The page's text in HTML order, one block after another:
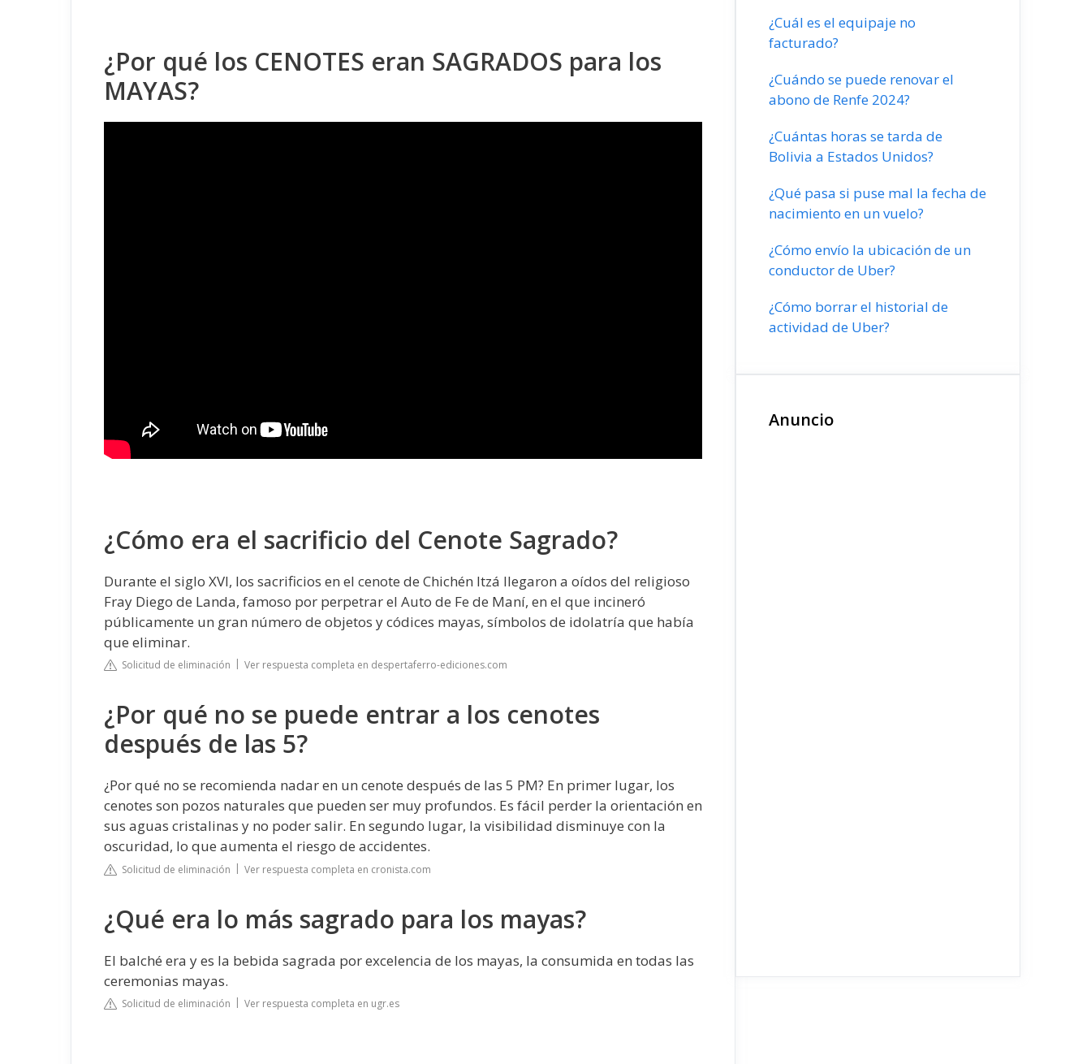
¿Por qué los CENOTES eran SAGRADOS para los
MAYAS?
¿Cómo era el sacrificio del Cenote Sagrado?
Durante el siglo XVI, los sacrificios en el cenote de Chichén Itzá llegaron a oídos del religioso
Fray Diego de Landa, famoso por perpetrar el Auto de Fe de Maní, en el que incineró
públicamente un gran número de objetos y códices mayas, símbolos de idolatría que había
que eliminar.
Solicitud de eliminación Ver respuesta completa en despertaferro-ediciones.com
¿Por qué no se puede entrar a los cenotes
después de las 5?
¿Por qué no se recomienda nadar en un cenote después de las 5 PM? En primer lugar, los
cenotes son pozos naturales que pueden ser muy profundos. Es fácil perder la orientación en
sus aguas cristalinas y no poder salir. En segundo lugar, la visibilidad disminuye con la
oscuridad, lo que aumenta el riesgo de accidentes.
Solicitud de eliminación Ver respuesta completa en cronista.com
¿Qué era lo más sagrado para los mayas?
El balché era y es la bebida sagrada por excelencia de los mayas, la consumida en todas las
ceremonias mayas.
Solicitud de eliminación Ver respuesta completa en ugr.es
¿Cuál es el equipaje no
facturado?
¿Cuándo se puede renovar el
abono de Renfe 2024?
¿Cuántas horas se tarda de
Bolivia a Estados Unidos?
¿Qué pasa si puse mal la fecha de
nacimiento en un vuelo?
¿Cómo envío la ubicación de un
conductor de Uber?
¿Cómo borrar el historial de
actividad de Uber?
Anuncio